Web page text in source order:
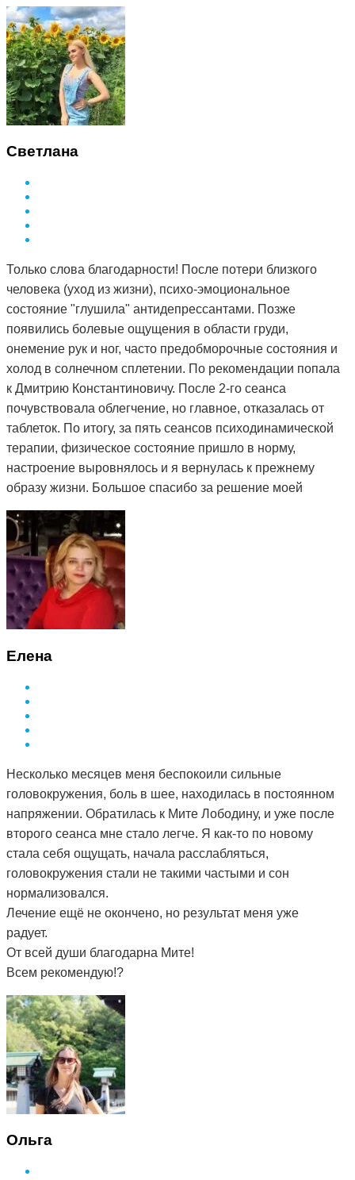
Светлана
Только слова благодарности! После потери близкого
человека (уход из жизни), психо-эмоциональное
состояние "глушила" антидепрессантами. Позже
появились болевые ощущения в области груди,
онемение рук и ног, часто предобморочные состояния и
холод в солнечном сплетении. По рекомендации попала
к Дмитрию Константиновичу. После 2-го сеанса
почувствовала облегчение, но главное, отказалась от
таблеток. По итогу, за пять сеансов психодинамической
терапии, физическое состояние пришло в норму,
настроение выровнялось и я вернулась к прежнему
образу жизни. Большое спасибо за решение моей
проблемы и деликатный подход.
Елена
Несколько месяцев меня беспокоили сильные
головокружения, боль в шее, находилась в постоянном
напряжении. Обратилась к Мите Лободину, и уже после
второго сеанса мне стало легче. Я как-то по новому
стала себя ощущать, начала расслабляться,
головокружения стали не такими частыми и сон
нормализовался.
Лечение ещё не окончено, но результат меня уже
радует.
От всей души благодарна Мите!
Всем рекомендую!?
Ольга